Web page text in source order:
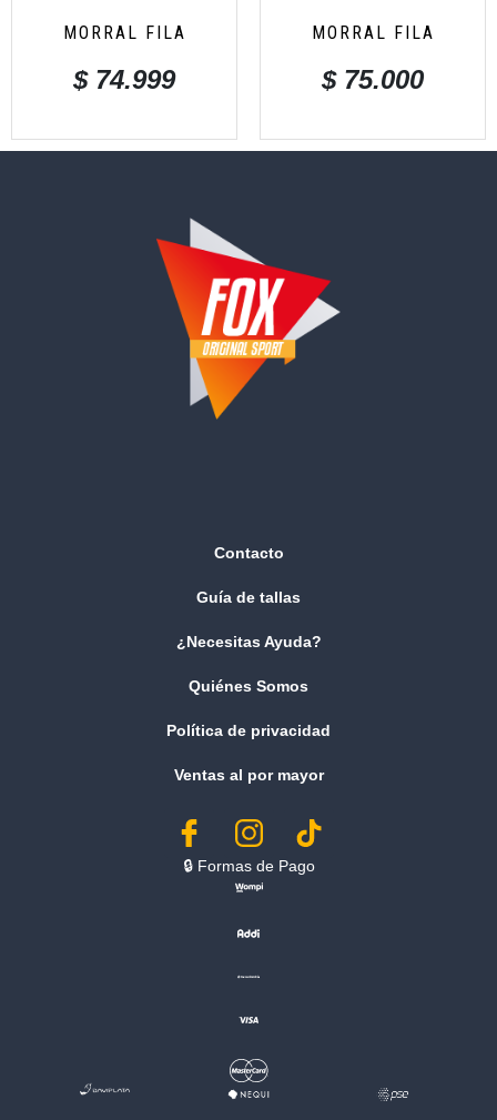
MORRAL FILA
$74.999
MORRAL FILA
$75.000
Contacto
Guía de tallas
¿Necesitas Ayuda?
Quiénes Somos
Política de privacidad
Ventas al por mayor
🔒︎ Formas de Pago